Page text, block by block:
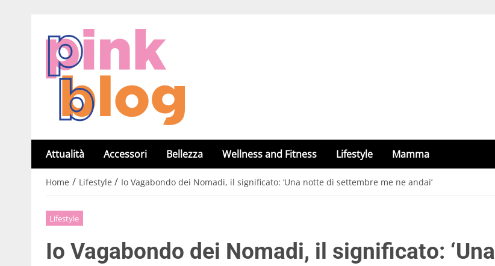
Attualità Accessori Bellezza Wellness and Fitness Lifestyle Mamma
Home / Lifestyle / Io Vagabondo dei Nomadi, il significato: ‘Una notte di settembre me ne andai’
Lifestyle
Io Vagabondo dei Nomadi, il significato: ‘Una